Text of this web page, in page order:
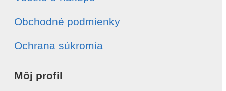
Obchodné podmienky
Ochrana súkromia
Môj profil